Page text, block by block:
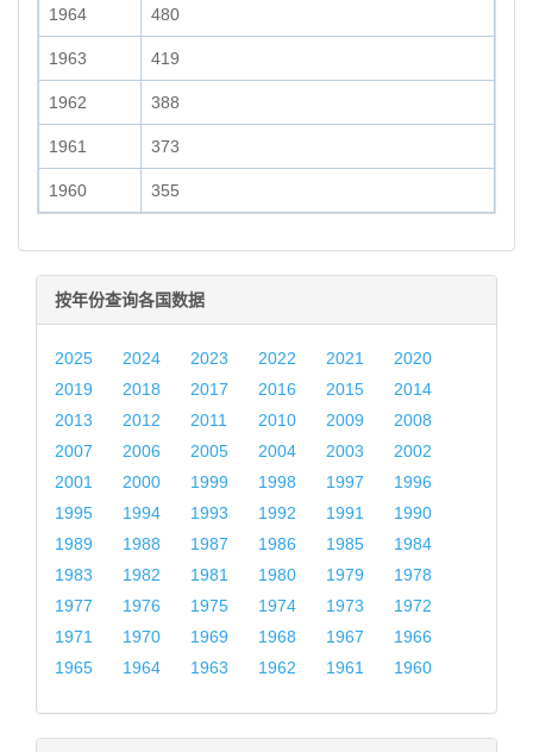
1964 480
1963 419
1962 388
1961 373
1960 355
按年份查询各国数据
2025 2024 2023 2022 2021
2020
2019
2018 2017 2016 2015
2014
2013
2012 2011 2010 2009
2008
2007
2006 2005 2004 2003
2002
2001
2000 1999 1998 1997
1996
1995
1994 1993 1992 1991
1990
1989
1988 1987 1986 1985
1984
1983
1982 1981 1980 1979
1978
1977
1976 1975 1974 1973
1972
1971
1970 1969 1968 1967
1966
1965
1964 1963 1962 1961 1960